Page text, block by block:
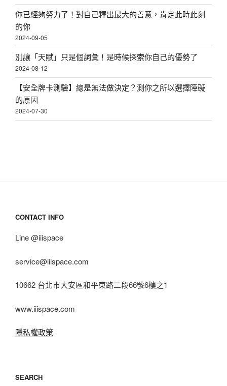
你已經夠努力了！對自己釋出最大的善意，肯定此時此刻
的你
2024-09-05
別讓「天賦」只是個詞彙！是時候探索你自己的優勢了
2024-08-12
【安全牌卡測驗】總是無法做決定？測你之所以選擇障礙
的原因
2024-07-30
CONTACT INFO
Line @iiispace
service@iiispace.com
10662 台北市大安區和平東路二段66號6樓之1
www.iiispace.com
隱私權政策
SEARCH